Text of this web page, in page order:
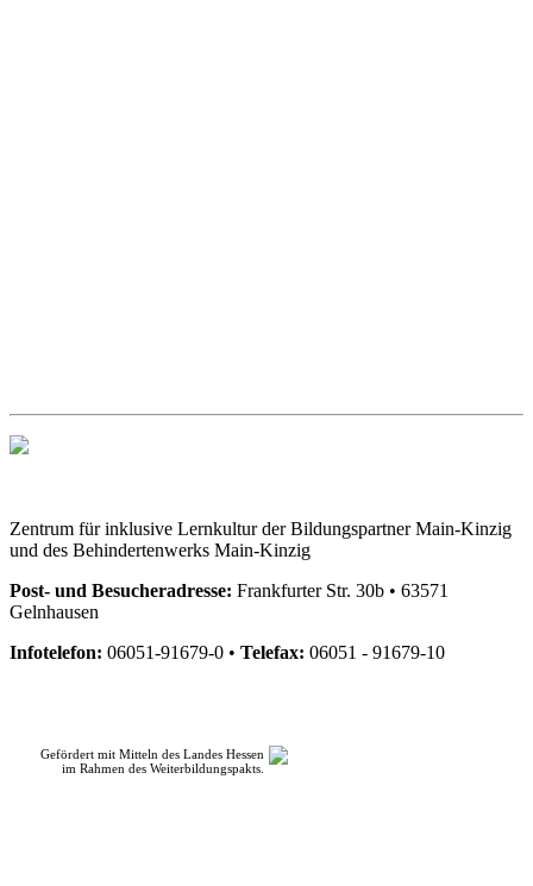
Zentrum für inklusive Lernkultur der Bildungspartner Main-Kinzig
und des Behindertenwerks Main-Kinzig
Post- und Besucheradresse: Frankfurter Str. 30b • 63571
Gelnhausen
Infotelefon: 06051-91679-0 • Telefax: 06051 - 91679-10
Gefördert mit Mitteln des Landes Hessen
im Rahmen des Weiterbildungspakts.